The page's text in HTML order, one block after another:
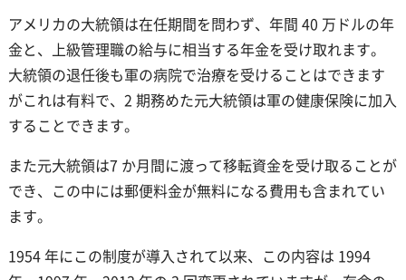
アメリカの大統領は在任期間を問わず、年間 40 万ドルの年
金と、上級管理職の給与に相当する年金を受け取れます。
大統領の退任後も軍の病院で治療を受けることはできます
がこれは有料で、2 期務めた元大統領は軍の健康保険に加入
することできます。
また元大統領は7 か月間に渡って移転資金を受け取ることが
でき、この中には郵便料金が無料になる費用も含まれてい
ます。
1954 年にこの制度が導入されて以来、この内容は 1994